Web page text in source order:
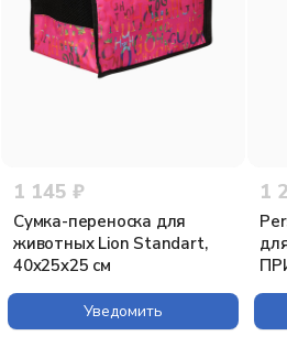
1 145 ₽
Сумка-переноска для
животных Lion Standart,
40x25x25 см
Уведомить
1